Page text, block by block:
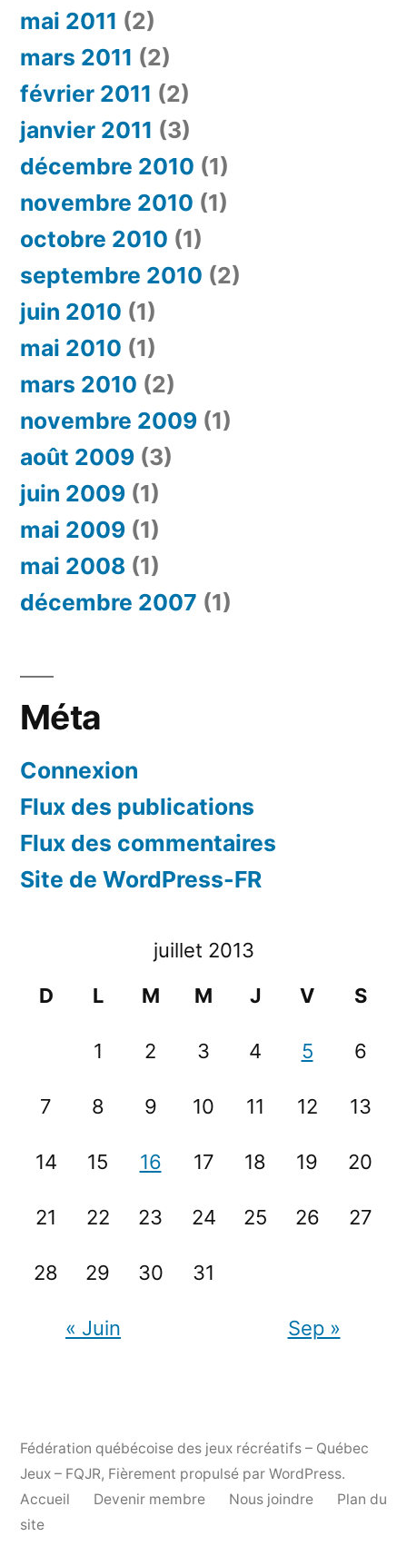
mai 2011 (2)
mars 2011 (2)
février 2011 (2)
janvier 2011 (3)
décembre 2010 (1)
novembre 2010 (1)
octobre 2010 (1)
septembre 2010 (2)
juin 2010 (1)
mai 2010 (1)
mars 2010 (2)
novembre 2009 (1)
août 2009 (3)
juin 2009 (1)
mai 2009 (1)
mai 2008 (1)
décembre 2007 (1)
Méta
Connexion
Flux des publications
Flux des commentaires
Site de WordPress-FR
juillet 2013
D
L M M J V S
1 2 3 4 5 6
7 8 9 10 11 12 13
14 15 16 17 18 19 20
21 22 23 24 25 26 27
28 29 30 31
« Juin Sep »
Fédération québécoise des jeux récréatifs – Québec
Jeux – FQJR, Fièrement propulsé par WordPress.
Accueil
Devenir membre Nous joindre
Plan du
site